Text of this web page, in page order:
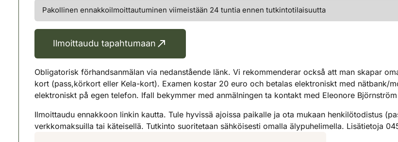
Pakollinen ennakkoilmoittautuminen viimeistään 24 tuntia ennen tutkintotilaisuutta
Ilmoittaudu tapahtumaan
Obligatorisk förhandsanmälan via nedanstående länk. Vi rekommenderar också att man skapar
kort (pass,körkort eller Kela-kort). Examen kostar 20 euro och betalas elektroniskt med nätbank/
elektroniskt på egen telefon. Ifall bekymmer med anmälningen ta kontakt med Eleonore
Ilmoittaudu ennakkoon linkin kautta. Tule hyvissä ajoissa paikalle ja ota mukaan henkilötodistus
verkkomaksuilla tai käteisellä. Tutkinto suoritetaan sähköisesti omalla älypuhelimella. Lisätietoja